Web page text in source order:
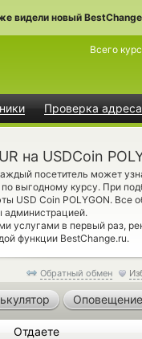
видели новый
Проверка адреса
Всего
на USDCoin
посетитель может
по выгодному курсу. При
USD Coin POLYGON.
администрацией.
услугами в первый раз,
функции BestChange.ru.
Обратный обмен
Оповещение
Отдаете